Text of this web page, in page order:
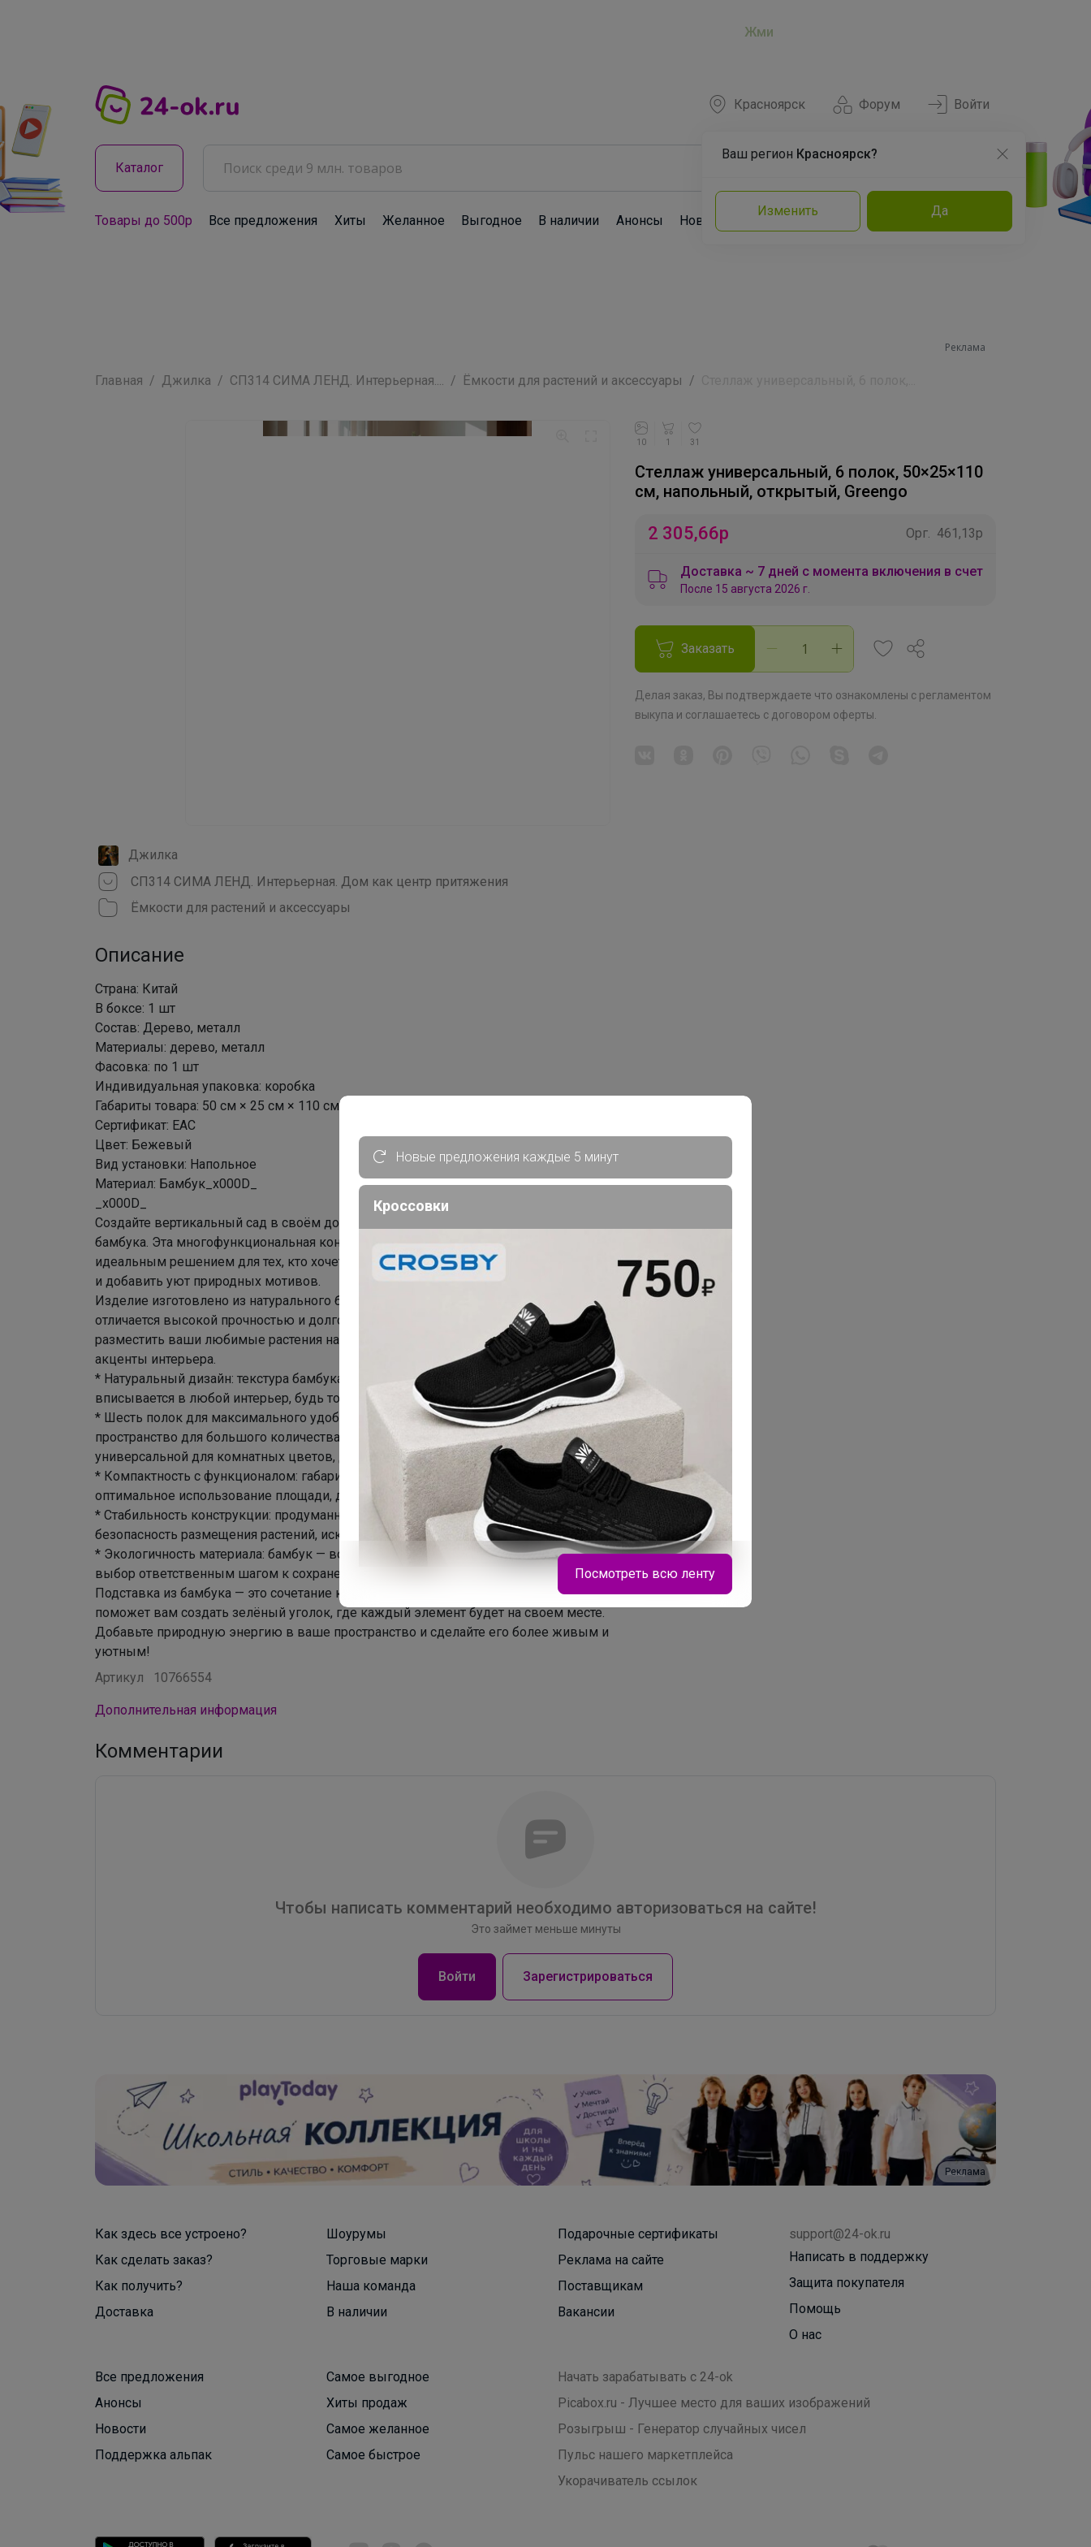
Жми
Форум
Красноярск
Ваш регион Красноярск?
Изменить Да
Войти
Каталог
Товары до 500р Все предложения Хиты Желанное Выгодное В наличии Анонсы Новости Команда Эксперты
Реклама
Главная Джилка СП314 СИМА ЛЕНД. Интерьерная.... Ёмкости для растений и аксессуары
Джилка
СП314 СИМА ЛЕНД. Интерьерная. Дом как центр притяжения
Ёмкости для растений и аксессуары
Описание
Страна: Китай
В боксе: 1 шт
Состав: Дерево, металл
Материалы: дерево, металл
Фасовка: по 1 шт
Индивидуальная упаковка: коробка
Габариты товара: 50 см × 25 см × 110 см
Сертификат: ЕАС
Цвет: Бежевый
Вид установки: Напольное
Материал: Бамбук_x000D_
_x000D_
Создайте вертикальный сад в своём доме или офисе с напольной подставкой из
бамбука. Эта многофункциональная конструкция с шестью уровнями станет
идеальным решением для тех, кто хочет рационально использовать пространство
и добавить уют природных мотивов.
Изделие изготовлено из натурального бамбука, который не только эстетичен, но и
отличается высокой прочностью и долговечностью. Высота 110 см позволяет
разместить ваши любимые растения на видном месте, превращая их в стильные
акценты интерьера.
* Натуральный дизайн: текстура бамбука создает тёплую атмосферу и гармонично
вписывается в любой интерьер, будь то современный или классический.
* Шесть полок для максимального удобства: возможность организовать
пространство для большого количества горшков делает эту подставку
универсальной для комнатных цветов, декоративных предметов или книг.
* Компактность с функционалом: габариты 50 × 25 × 110 см обеспечивают
оптимальное использование площади, даже если помещение небольшое.
* Стабильность конструкции: продуманный дизайн гарантирует надежность и
безопасность размещения растений, исключая риск опрокидывания.
* Экологичность материала: бамбук — возобновляемый ресурс, что делает этот
выбор ответственным шагом к сохранению окружающей среды.
Подставка из бамбука — это сочетание красоты, практичности и экологичности. Она
поможет вам создать зелёный уголок, где каждый элемент будет на своем месте.
Добавьте природную энергию в ваше пространство и сделайте его более живым и
уютным!
Артикул
10766554
Дополнительная информация
10 1 31
Стеллаж универсальный, 6 полок, 50×25×110
см, напольный, открытый, Greengo
2 305,66р Орг. 461,13р
Доставка ~ 7 дней с момента включения в счет
После 15 августа 2026 г.
Заказать
Делая заказ, Вы подтверждаете что ознакомлены с регламентом
выкупа и соглашаетесь с договором оферты
Комментарии
Чтобы написать комментарий необходимо авторизоваться на сайте!
Это займет меньше минуты
Войти Зарегистрироваться
Реклама
Как здесь все устроено?
Как сделать заказ?
Как получить?
Доставка
Шоурумы
Торговые марки
Наша команда
В наличии
Подарочные сертификаты
Реклама на сайте
Поставщикам
Вакансии
support@24-ok.ru
Написать в поддержку
Защита покупателя
Помощь
О нас
Все предложения
Анонсы
Новости
Поддержка альпак
Самое выгодное
Хиты продаж
Самое желанное
Самое быстрое
Начать зарабатывать с 24-ok
Picabox.ru - Лучшее место для ваших изображений
Розыгрыш - Генератор случайных чисел
Пульс нашего маркетплейса
Укорачиватель ссылок
Новые предложения каждые 5 минут
Кроссовки
Брюнетка
Трикотажный джемпер-обманка для девочек,
Посмотреть всю ленту